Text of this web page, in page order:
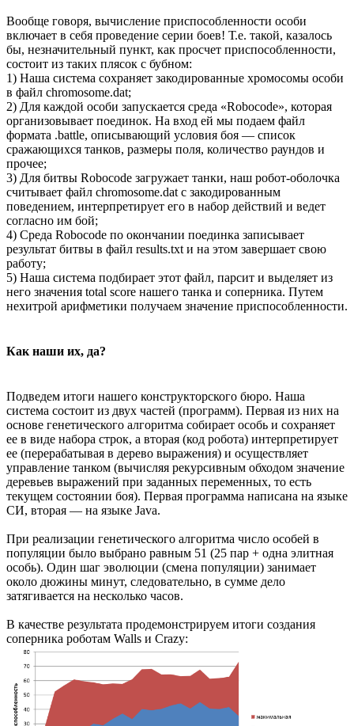
Вообще говоря, вычисление приспособленности особи
включает в себя проведение серии боев! Т.е. такой, казалось
бы, незначительный пункт, как просчет приспособленности,
состоит из таких плясок с бубном:
1) Наша система сохраняет закодированные хромосомы особи
в файл chromosome.dat;
2) Для каждой особи запускается среда «Robocode», которая
организовывает поединок. На вход ей мы подаем файл
формата .battle, описывающий условия боя — список
сражающихся танков, размеры поля, количество раундов и
прочее;
3) Для битвы Robocode загружает танки, наш робот-оболочка
считывает файл chromosome.dat с закодированным
поведением, интерпретирует его в набор действий и ведет
согласно им бой;
4) Среда Robocode по окончании поединка записывает
результат битвы в файл results.txt и на этом завершает свою
работу;
5) Наша система подбирает этот файл, парсит и выделяет из
него значения total score нашего танка и соперника. Путем
нехитрой арифметики получаем значение приспособленности.
Как наши их, да?
Подведем итоги нашего конструкторского бюро. Наша
система состоит из двух частей (программ). Первая из них на
основе генетического алгоритма собирает особь и сохраняет
ее в виде набора строк, а вторая (код робота) интерпретирует
ее (перерабатывая в дерево выражения) и осуществляет
управление танком (вычисляя рекурсивным обходом значение
деревьев выражений при заданных переменных, то есть
текущем состоянии боя). Первая программа написана на языке
СИ, вторая — на языке Java.
При реализации генетического алгоритма число особей в
популяции было выбрано равным 51 (25 пар + одна элитная
особь). Один шаг эволюции (смена популяции) занимает
около дюжины минут, следовательно, в сумме дело
затягивается на несколько часов.
В качестве результата продемонстрируем итоги создания
соперника роботам Walls и Crazy: